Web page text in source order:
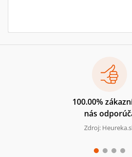
100.00%
nás
Zdroj: